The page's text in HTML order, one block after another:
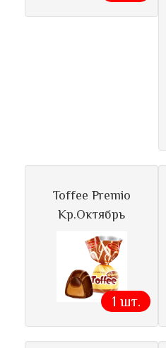
Toffee Premio
Кр.Октябрь
1 шт.